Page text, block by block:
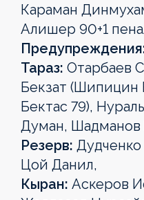
Жаңалықтар
Күнтізбе
Турнир
кестесі
Клубтар
Медиа
Жаңалықтар
Күнтізбе
Турнир
кестесі
Клубтар
Медиа
Күнтізбе
Турнир
кестесі
Клубтар
Медиа
Күнтізбе
Турнир
кестесі
Клубтар
Медиа
Күнтізбе
Турнир
кестесі
Клубтар
Медиа
Күнтізбе
Турнир
кестесі
Клубтар
Медиа
Күнтізбе
Турнир
кестесі
Клубтар
Медиа
Жаңалықтар
Күнтізбе
Турнир
кестесі
Клубтар
Медиа
Караман
Алишер 90+1
Тараз: Отарбаев
Бекзат (Шипицин
Бектас 79),
Думан, Шадманов
Резерв:
Цой Данил,
Кыран: Аскеров